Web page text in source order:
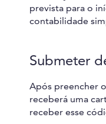
prevista para o
contabilidade
Submeter
Após preencher
receberá uma
receber esse